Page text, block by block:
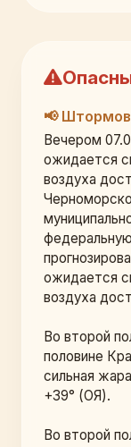
📢
Вечером
ожидается
воздуха
ожидается
воздуха
Во второй
половине
сильная
+39° (ОЯ).
Во второй